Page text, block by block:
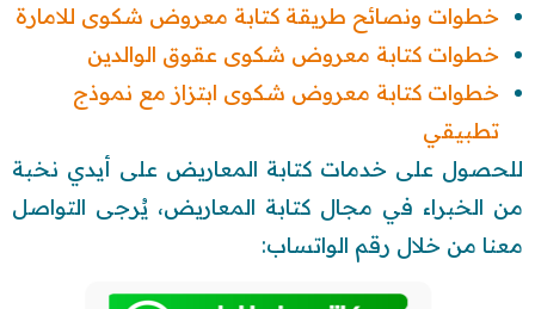
خطوات ونصائح طريقة كتابة معروض شكوى للامارة
خطوات كتابة معروض شكوى عقوق الوالدين
خطوات كتابة معروض شكوى ابتزاز مع نموذج
تطبيقي
للحصول على خدمات كتابة المعاريض على أيدي نخبة
من الخبراء في مجال كتابة المعاريض، يُرجى التواصل
معنا من خلال رقم الواتساب: